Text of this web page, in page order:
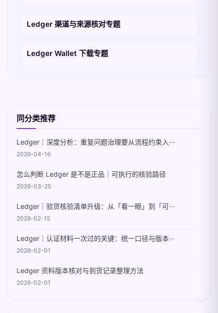
Ledger 渠道与来源核对专题
Ledger Wallet 下载专题
同分类推荐
Ledger｜深度分析：重复问题治理要从流程约束入···
2026-04-16
怎么判断 Ledger 是不是正品｜可执行的核验路径
2026-03-25
Ledger｜验货核验清单升级：从「看一眼」到「可···
2026-02-15
Ledger｜认证材料一次过的关键：统一口径与版本···
2026-02-01
Ledger 资料版本核对与到货记录整理方法
2026-02-01